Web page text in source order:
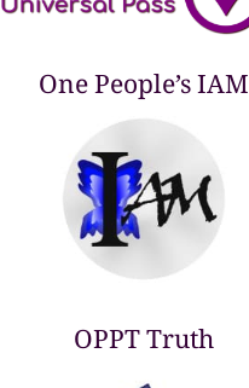
One People’s IAM
OPPT Truth